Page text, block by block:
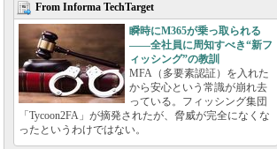
From Informa TechTarget
瞬時にM365が乗っ取られる
――全社員に周知すべき“新フ
ィッシング”の教訓
MFA（多要素認証）を入れた
から安心という常識が崩れ去
っている。フィッシング集団
「Tycoon2FA」が摘発されたが、脅威が完全になくな
ったというわけではない。